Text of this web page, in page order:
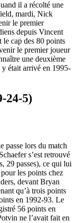
il a récolté une
mardi, Nick
le premier
depuis Vincent
cap des 80 points
le premier joueur
une deuxième
y était arrivé en 1995-
24-5)
passe lors du match
s’est retrouvé
29 passes), ce qui lui
les points chez
devant Bryan
qu’à trois points
en 1992-93. Le
56 points en
ne l’avait fait en